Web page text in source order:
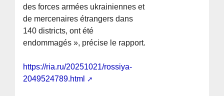
des forces armées ukrainiennes et
de mercenaires étrangers dans
140 districts, ont été
endommagés », précise le rapport.
https://ria.ru/20251021/rossiya-
2049524789.html